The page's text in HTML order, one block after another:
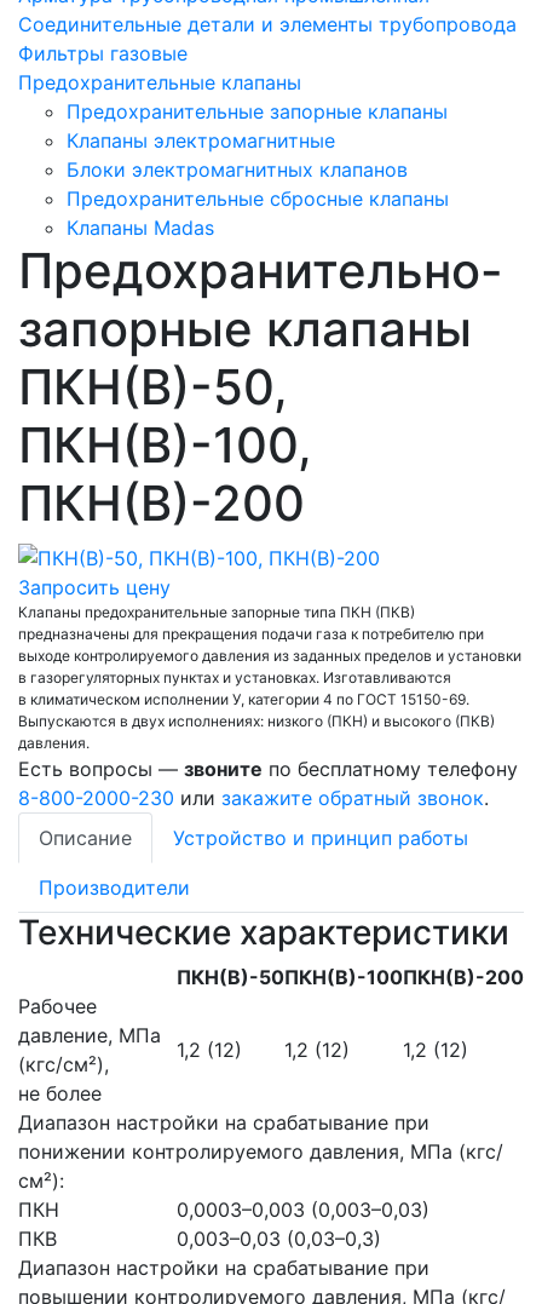
Соединительные детали и элементы трубопровода
Фильтры газовые
Предохранительные клапаны
Предохранительные запорные клапаны
Клапаны электромагнитные
Блоки электромагнитных клапанов
Предохранительные сбросные клапаны
Клапаны Madas
Предохранительно-
запорные клапаны
ПКН(В)-50,
ПКН(В)-100,
ПКН(В)-200
Запросить цену
Клапаны предохранительные запорные типа ПКН (ПКВ)
предназначены для прекращения подачи газа к потребителю при
выходе контролируемого давления из заданных пределов и установки
в газорегуляторных пунктах и установках. Изготавливаются
в климатическом исполнении У, категории 4 по ГОСТ 15150-69.
Выпускаются в двух исполнениях: низкого (ПКН) и высокого (ПКВ)
давления.
Есть вопросы — звоните по бесплатному телефону
8-800-2000-230 или закажите обратный звонок.
Описание
Устройство и принцип работы
Производители
Технические характеристики
ПКН(В)-50ПКН(В)-100ПКН(В)-200
Рабочее
давление, МПа
(кгс/см²),
не более
1,2 (12) 1,2 (12) 1,2 (12)
Диапазон настройки на срабатывание при
понижении контролируемого давления, МПа (кгс/
см²):
ПКН
0,0003–0,003 (0,003–0,03)
ПКВ
0,003–0,03 (0,03–0,3)
Диапазон настройки на срабатывание при
повышении контролируемого давления, МПа (кгс/